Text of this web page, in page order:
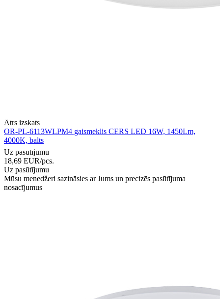
Ātrs izskats
OR-PL-6113WLPM4 gaismeklis CERS LED 16W, 1450Lm,
4000K, balts
Uz pasūtījumu
18,69 EUR/pcs.
Uz pasūtījumu
Mūsu menedžeri sazināsies ar Jums un precizēs pasūtījuma
nosacījumus